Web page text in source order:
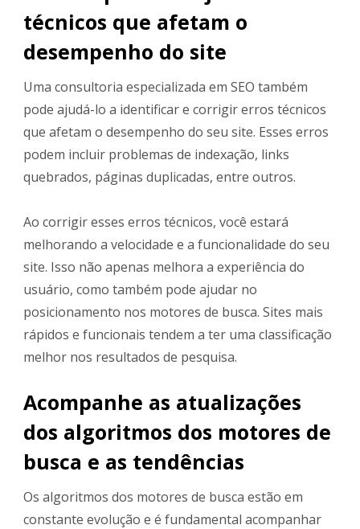
técnicos que afetam o
desempenho do site
Uma consultoria especializada em SEO também
pode ajudá-lo a identificar e corrigir erros técnicos
que afetam o desempenho do seu site. Esses erros
podem incluir problemas de indexação, links
quebrados, páginas duplicadas, entre outros.
Ao corrigir esses erros técnicos, você estará
melhorando a velocidade e a funcionalidade do seu
site. Isso não apenas melhora a experiência do
usuário, como também pode ajudar no
posicionamento nos motores de busca. Sites mais
rápidos e funcionais tendem a ter uma classificação
melhor nos resultados de pesquisa.
Acompanhe as atualizações
dos algoritmos dos motores de
busca e as tendências
Os algoritmos dos motores de busca estão em
constante evolução e é fundamental acompanhar